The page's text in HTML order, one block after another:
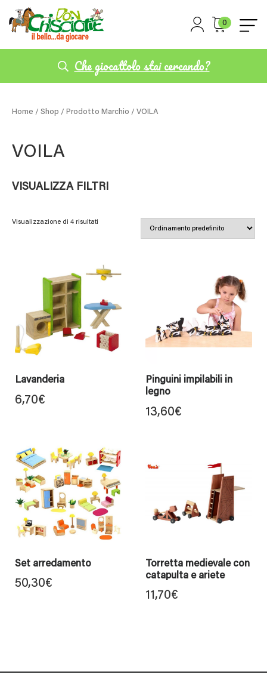
0
Che giocattolo stai cercando?
Home / Shop / Prodotto Marchio / VOILA
VOILA
VISUALIZZA FILTRI
Visualizzazione di 4 risultati
Lavanderia
6,70€
Pinguini impilabili in
legno
13,60€
Set arredamento
50,30€
Torretta medievale con
catapulta e ariete
11,70€